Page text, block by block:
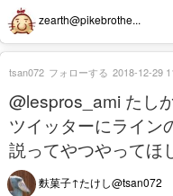
zearth@pikebrothe...
@lespros_ami たし
ツイッターにライン
説ってやつやってほ
麩菓子↑たけし@tsan072
tsan072 フォローする 2018-12-29